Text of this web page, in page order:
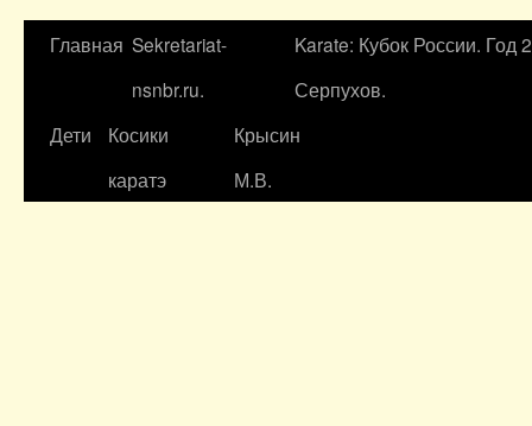
Главная Sekretariat-
nsnbr.ru.
Karate: Кубок России. Год
Серпухов.
Дети
Косики
каратэ
Крысин
М.В.